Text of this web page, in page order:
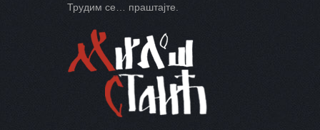
Трудим се… праштајте.